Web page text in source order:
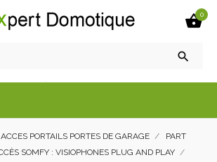
0

PORTAILS PORTES DE GARAGE
PART
SOMFY : VISIOPHONES PLUG AND PLAY